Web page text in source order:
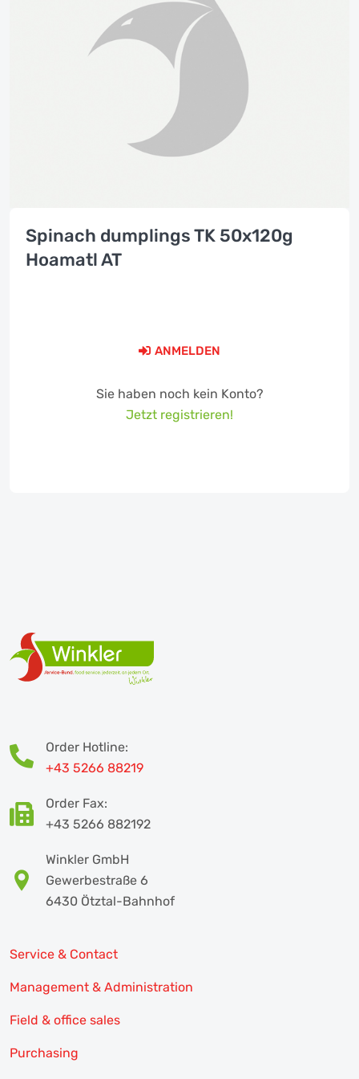
Spinach dumplings TK 50x120g
Hoamatl AT
ANMELDEN
Sie haben noch kein Konto?
Jetzt registrieren!
Order Hotline:
+43 5266 88219
Order Fax:
+43 5266 882192
Winkler GmbH
Gewerbestraße 6
6430 Ötztal-Bahnhof
Service & Contact
Management & Administration
Field & office sales
Purchasing